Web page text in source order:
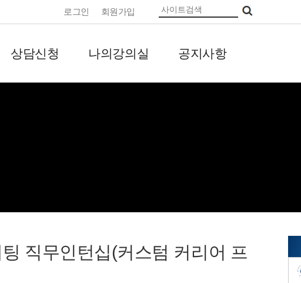
로그인 회원가입
상담신청 나의강의실 공지사항
직무인턴십(커스텀 커리어 프